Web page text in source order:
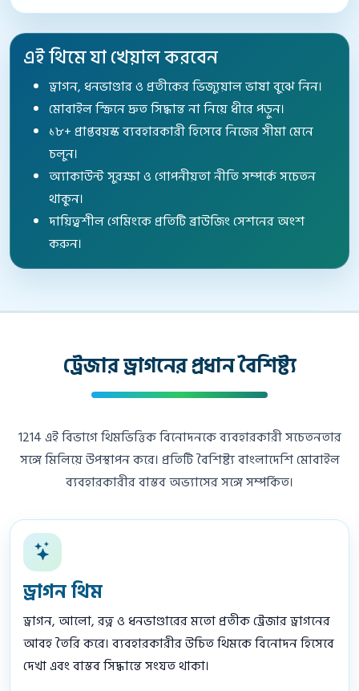
এই থিমে যা খেয়াল করবেন
ড্রাগন, ধনভাণ্ডার ও প্রতীকের ভিজ্যুয়াল ভাষা বুঝে নিন।
মোবাইল স্ক্রিনে দ্রুত সিদ্ধান্ত না নিয়ে ধীরে পড়ুন।
১৮+ প্রাপ্তবয়স্ক ব্যবহারকারী হিসেবে নিজের সীমা মেনে
চলুন।
অ্যাকাউন্ট সুরক্ষা ও গোপনীয়তা নীতি সম্পর্কে সচেতন
থাকুন।
দায়িত্বশীল গেমিংকে প্রতিটি ব্রাউজিং সেশনের অংশ
করুন।
ট্রেজার ড্রাগনের প্রধান বৈশিষ্ট্য
1214 এই বিভাগে থিমভিত্তিক বিনোদনকে ব্যবহারকারী সচেতনতার
সঙ্গে মিলিয়ে উপস্থাপন করে। প্রতিটি বৈশিষ্ট্য বাংলাদেশি মোবাইল
ব্যবহারকারীর বাস্তব অভ্যাসের সঙ্গে সম্পর্কিত।
ড্রাগন থিম
ড্রাগন, আলো, রত্ন ও ধনভাণ্ডারের মতো প্রতীক ট্রেজার ড্রাগনের
আবহ তৈরি করে। ব্যবহারকারীর উচিত থিমকে বিনোদন হিসেবে
দেখা এবং বাস্তব সিদ্ধান্তে সংযত থাকা।